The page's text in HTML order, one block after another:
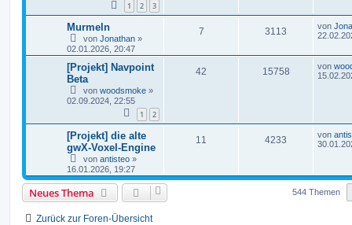
1 2 3
Murmeln
von Jonathan »
02.01.2026, 20:47
7 3113 von
[Projekt] Navpoint
Beta
von woodsmoke »
02.09.2024, 22:55
1 2
42 15758 von
[Projekt] die alte
gwX-Voxel-Engine
von antisteo »
16.01.2026, 19:27
11 4233 von
Neues Thema 544 Themen
Zurück zur Foren-Übersicht